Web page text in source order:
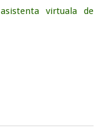
virtuala de